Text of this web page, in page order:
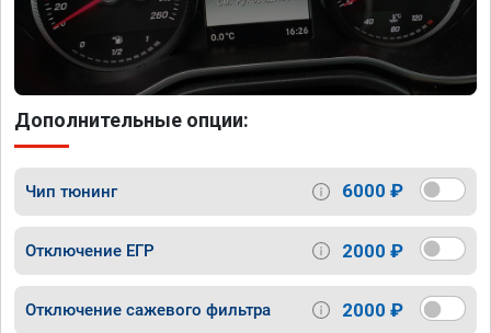
Дополнительные опции:
Чип тюнинг 6000 ₽
Отключение ЕГР 2000 ₽
Отключение сажевого фильтра 2000 ₽